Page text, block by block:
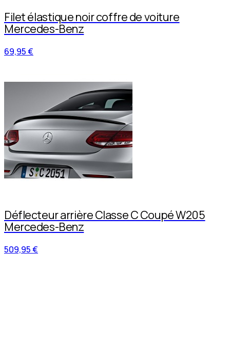
Filet élastique noir coffre de voiture
Mercedes-Benz
69,95 €
Déflecteur arrière Classe C Coupé W205
Mercedes-Benz
509,95 €